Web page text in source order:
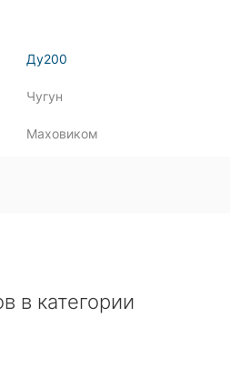
Ду200
Чугун
Маховиком
в категории